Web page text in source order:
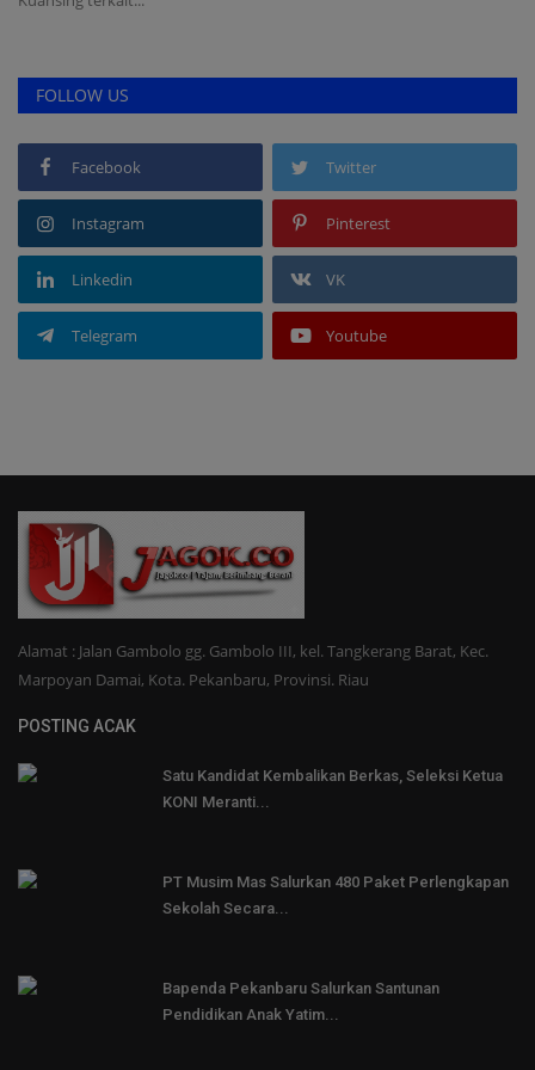
FOLLOW US
Facebook Twitter
Instagram Pinterest
Linkedin VK
Telegram Youtube
Alamat : Jalan Gambolo gg. Gambolo III, kel. Tangkerang Barat, Kec.
Marpoyan Damai, Kota. Pekanbaru, Provinsi. Riau
POSTING ACAK
Satu Kandidat Kembalikan Berkas, Seleksi Ketua
KONI Meranti...
PT Musim Mas Salurkan 480 Paket Perlengkapan
Sekolah Secara...
Bapenda Pekanbaru Salurkan Santunan
Pendidikan Anak Yatim...